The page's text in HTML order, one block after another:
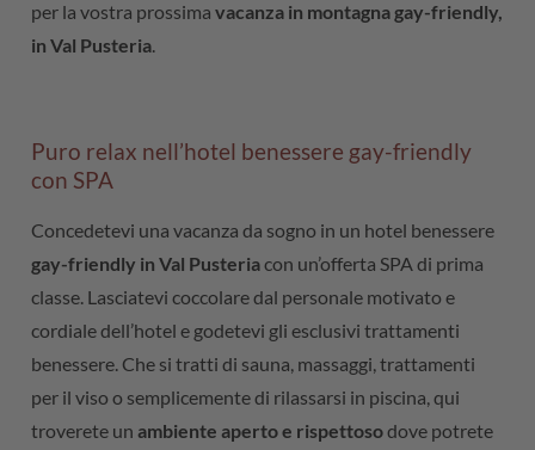
per la vostra prossimavacanza in montagna gay-friendly,
in Val Pusteria
Puro relax nell’hotel benessere gay-friendly
con SPA
Concedetevi una vacanza da sogno in un hotel benessere
gay-friendly in Val Pusteriacon un’offerta SPA di prima
classe. Lasciatevi coccolare dal personale motivato e
cordiale dell’hotel e godetevi gli esclusivi trattamenti
benessere. Che si tratti di sauna, massaggi, trattamenti
per il viso o semplicemente di rilassarsi in piscina, qui
troverete un ambiente aperto e rispettosodove potrete